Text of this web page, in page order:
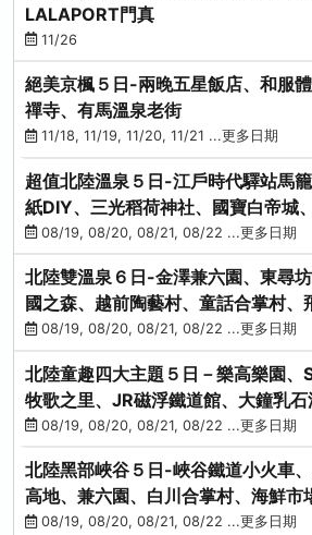
LALAPORT門真
11/26
絕美京楓５日-兩晚五星飯店、和服
禪寺、有馬溫泉老街
11/18, 11/19, 11/20, 11/21 ...更多日期
超值北陸溫泉５日-江戶時代驛站馬
紙DIY、三光稻荷神社、國寶白帝城
街、下呂溫泉
08/19, 08/20, 08/21, 08/22 ...更多日期
北陸雙溫泉６日-金澤兼六園、東尋
國之森、越前陶藝村、童話合掌村、
幡08/19, 08/20, 08/21, 08/22 ...更多日期
北陸童趣四大主題５日－樂高樂園、
牧歌之里、JR磁浮鐵道館、大鐘乳
邊吃08/19, 08/20, 08/21, 08/22 ...更多日期
北陸黑部峽谷５日-峽谷鐵道小火車
高地、兼六園、白川合掌村、海鮮市
雙溫泉
08/19, 08/20, 08/21, 08/22 ...更多日期